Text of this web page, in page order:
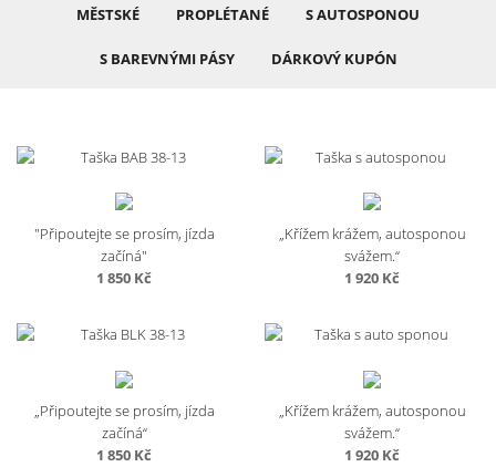
MĚSTSKÉ PROPLÉTANÉ S AUTOSPONOU
S BAREVNÝMI PÁSY DÁRKOVÝ KUPÓN
"Připoutejte se prosím, jízda
začíná"
1 850 Kč
„Křížem krážem, autosponou
svážem.“
1 920 Kč
„Připoutejte se prosím, jízda
začíná“
1 850 Kč
„Křížem krážem, autosponou
svážem.“
1 920 Kč